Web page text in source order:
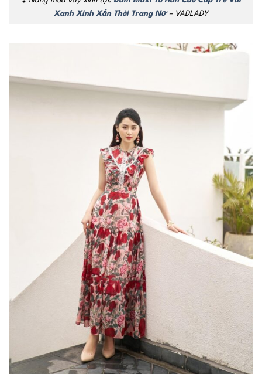
Xanh Xinh Xắn Thời Trang Nữ– VADLADY